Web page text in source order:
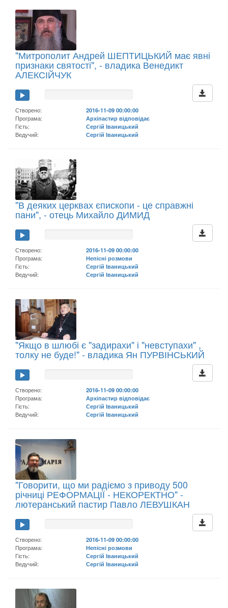
"Митрополит Андрей ШЕПТИЦЬКИЙ має явні
признаки святості", - владика Венедикт
АЛЕКСІЙЧУК
Створено:
2016-11-09 00:00:00
Програма:
Архіпастир відповідає
Гість:
Сергій Іваницький
Ведучий:
Сергій Іваницький
"В деяких церквах єпископи - це справжні
пани", - отець Михайло ДИМИД
Створено:
2016-11-09 00:00:00
Програма:
Непісні розмови
Гість:
Сергій Іваницький
Ведучий:
Сергій Іваницький
"Якщо в шлюбі є "задирахи" і "невступахи" ,
толку не буде!" - владика Ян ПУРВІНСЬКИЙ
Створено:
2016-11-09 00:00:00
Програма:
Архіпастир відповідає
Гість:
Сергій Іваницький
Ведучий:
Сергій Іваницький
"Говорити, що ми радіємо з приводу 500
річниці РЕФОРМАЦІЇ - НЕКОРЕКТНО" -
лютеранський пастир Павло ЛЕВУШКАН
Створено:
2016-11-09 00:00:00
Програма:
Непісні розмови
Гість:
Сергій Іваницький
Ведучий:
Сергій Іваницький